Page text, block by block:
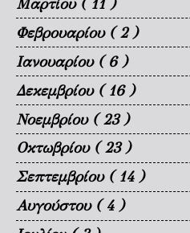
Μαρτίου ( 11 )
Φεβρουαρίου ( 2 )
Ιανουαρίου ( 6 )
Δεκεμβρίου ( 16 )
Νοεμβρίου ( 23 )
Οκτωβρίου ( 23 )
Σεπτεμβρίου ( 14 )
Αυγούστου ( 4 )